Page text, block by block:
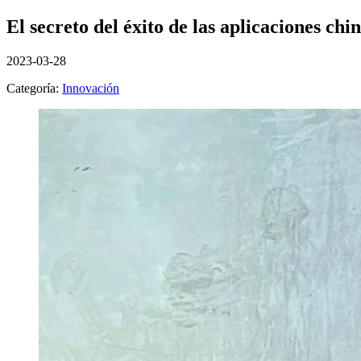
El secreto del éxito de las aplicaciones
2023-03-28
Categoría: Innovación